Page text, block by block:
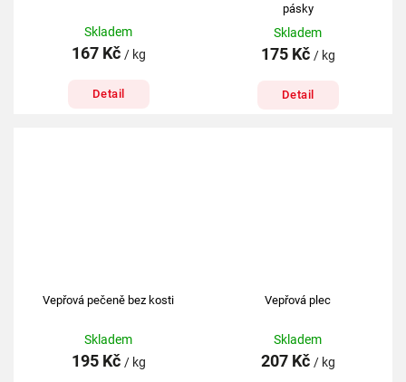
Skladem
167 Kč / kg
Detail
pásky
Skladem
175 Kč / kg
Detail
Vepřová pečeně bez kosti
Skladem
195 Kč / kg
Vepřová plec
Skladem
207 Kč / kg